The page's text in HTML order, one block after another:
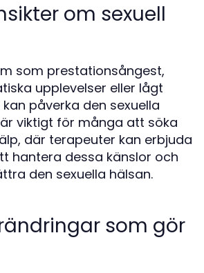
om sexuell
som prestationsångest,
upplevelser eller lågt
påverka den sexuella
viktigt för många att söka
där terapeuter kan erbjuda
hantera dessa känslor och
den sexuella hälsan.
som gör